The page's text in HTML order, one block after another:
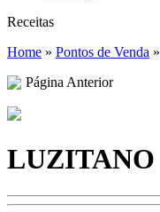
Receitas
Home » Pontos de Venda »
Página Anterior
LUZITANO